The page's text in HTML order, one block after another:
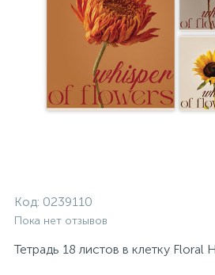
Код: 0239110
Пока нет отзывов
Тетрадь 18 листов в клетку Floral